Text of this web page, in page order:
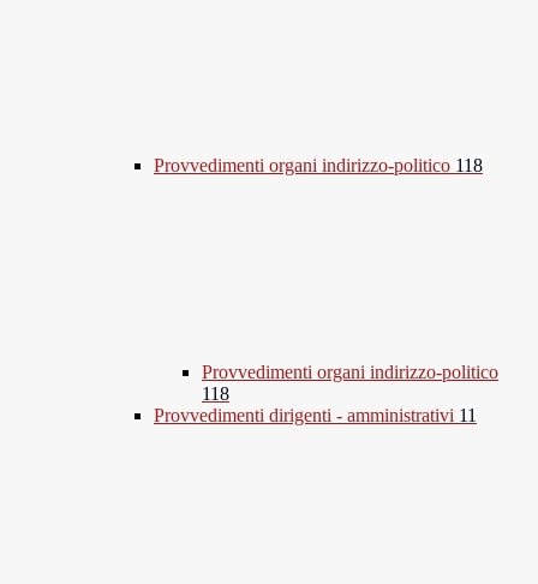
Provvedimenti organi indirizzo-politico 118
Provvedimenti organi indirizzo-politico
118
Provvedimenti dirigenti - amministrativi 11